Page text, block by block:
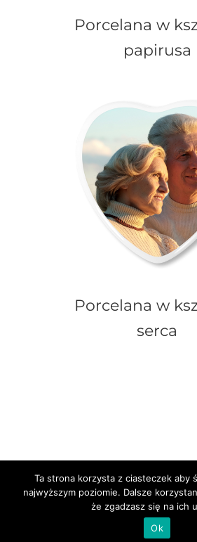
Porcelana w
papirusa
Porcelana w
serca
© Cyberlab.pl -2026 |
zastrzeżone |Regulamin|Polityka
płatności|
Ta strona korzysta z ciasteczek aby
najwyższym poziomie. Dalsze
że zgadzasz się na ich
Ok